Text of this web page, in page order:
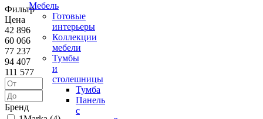
Мебель
Готовые
интерьеры
Коллекции
мебели
Тумбы
и
столешницы
Тумба
Панель
с
Фильтр
Цена
42 896
60 066
77 237
94 407
111 577
Бренд